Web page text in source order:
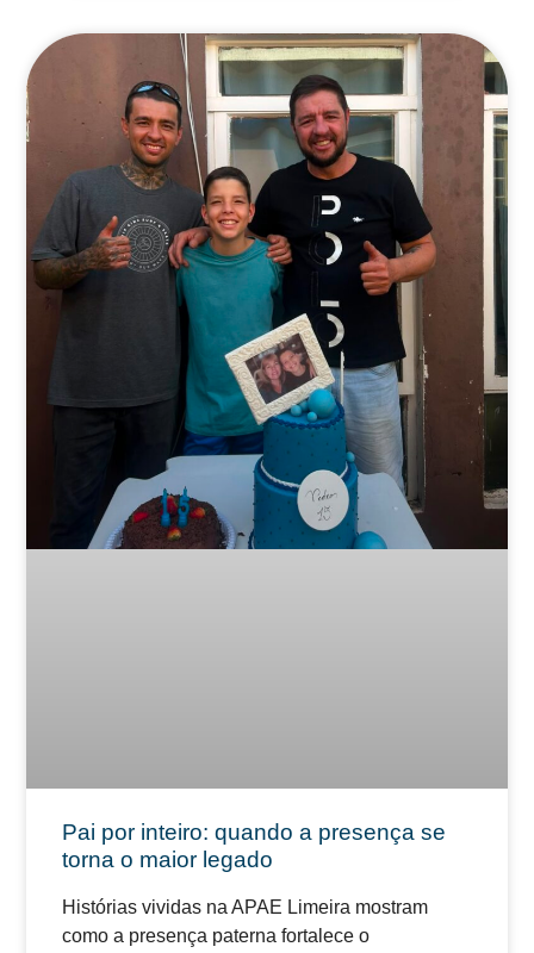
Pai por inteiro: quando a presença se
torna o maior legado
Histórias vividas na APAE Limeira mostram
como a presença paterna fortalece o